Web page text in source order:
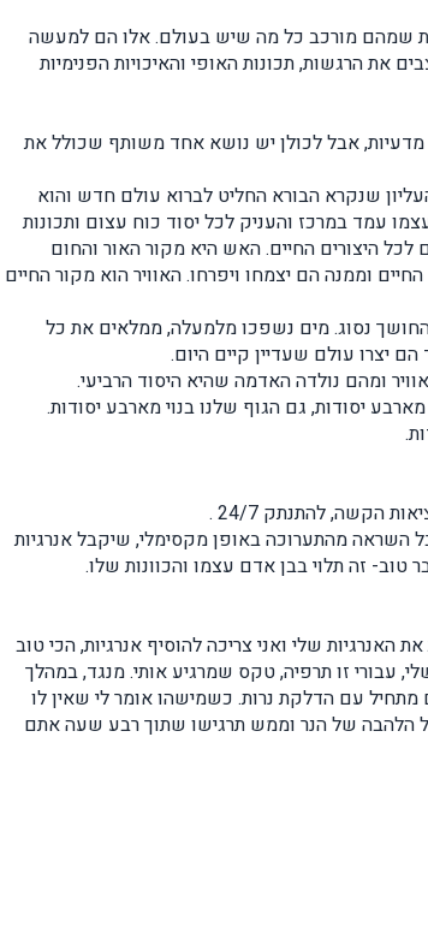
שמהם מורכב כל מה שיש בעולם. אלו הם למעשה
את הרגשות, תכונות האופי והאיכויות הפנימיות
מדעיות, אבל לכולן יש נושא אחד משותף שכולל את
שנקרא הבורא החליט לברוא עולם חדש והוא
עמד במרכז והעניק לכל יסוד כוח עצום ותכונות
היצורים החיים. האש היא מקור האור והחום
וממנה הם יצמחו ויפרחו. האוויר הוא מקור החיים
נסוג. מים נשפכו מלמעלה, ממלאים את כל
יצרו עולם שעדיין קיים היום.
ומהם נולדה האדמה שהיא היסוד הרביעי.
יסודות, גם הגוף שלנו בנוי מארבע יסודות.
הקשה, להתנתק 24/7 .
מהתערוכה באופן מקסימלי, שיקבל אנרגיות
טוב- זה תלוי בבן אדם עצמו והכוונות שלו.
האנרגיות שלי ואני צריכה להוסיף אנרגיות, הכי טוב
עבורי זו תרפיה, טקס שמרגיע אותי. מנגד, במהלך
עם הדלקת נרות. כשמישהו אומר לי שאין לו
הלהבה של הנר וממש תרגישו שתוך רבע שעה אתם